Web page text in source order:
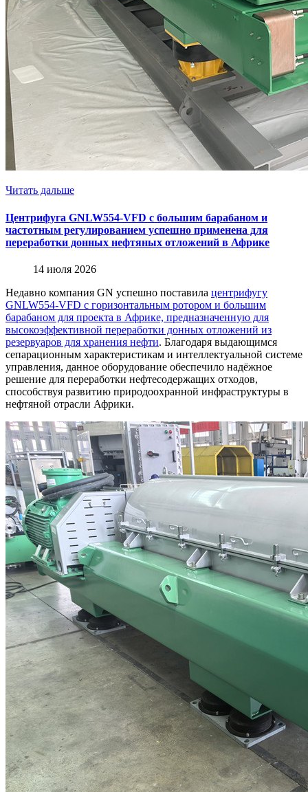
Читать дальше
Центрифуга GNLW554-VFD с большим барабаном и
частотным регулированием успешно применена для
переработки донных нефтяных отложений в Африке
14 июля 2026
Недавно компания GN успешно поставила центрифугу
GNLW554-VFD с горизонтальным ротором и большим
барабаном для проекта в Африке, предназначенную для
высокоэффективной переработки донных отложений из
резервуаров для хранения нефти. Благодаря выдающимся
сепарационным характеристикам и интеллектуальной системе
управления, данное оборудование обеспечило надёжное
решение для переработки нефтесодержащих отходов,
способствуя развитию природоохранной инфраструктуры в
нефтяной отрасли Африки.